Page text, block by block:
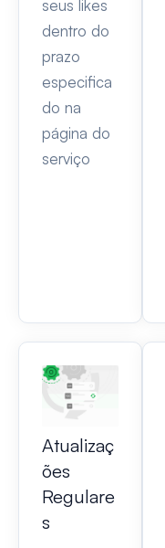
seus likes
dentro do
prazo
especifica
do na
página do
serviço
Atualizaç
ões
Regulare
s